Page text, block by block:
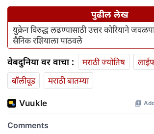
पुढील लेख
युक्रेन विरुद्ध लढण्यासाठी उत्तर कोरियाने
सैनिक रशियाला पाठवले
वेबदुनिया वर वाचा : मराठी ज्योतिष
बॉलीवूड
मराठी बातम्या